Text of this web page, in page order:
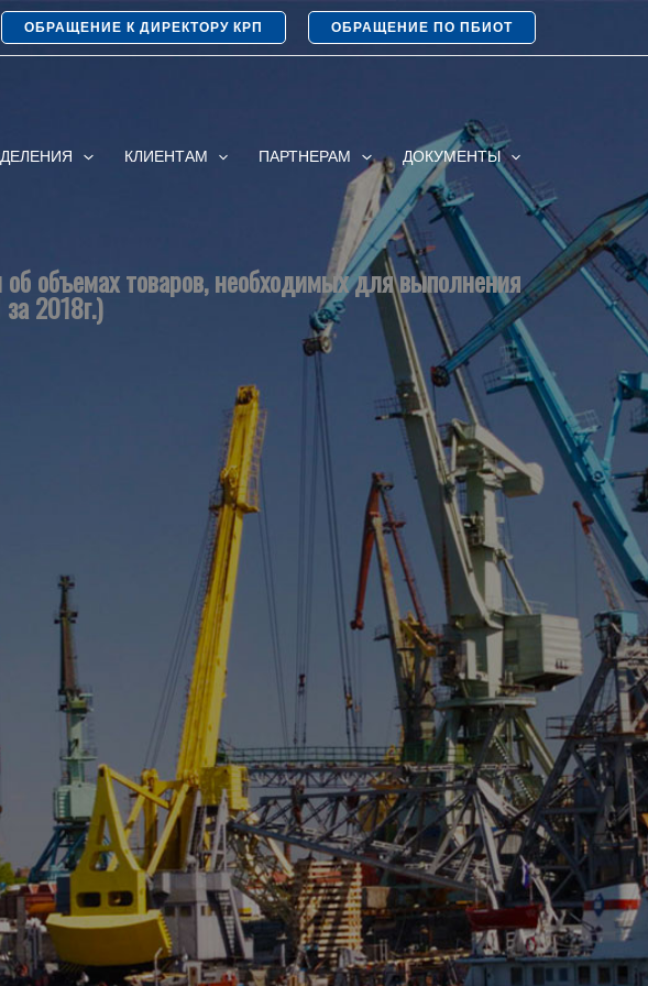
ОБРАЩЕНИЕ К ДИРЕКТОРУ КРП ОБРАЩЕНИЕ ПО ПБИОТ
КЛИЕНТАМ ПАРТНЕРАМ ДОКУМЕНТЫ
объемах товаров, необходимых для выполнения
2018г.)